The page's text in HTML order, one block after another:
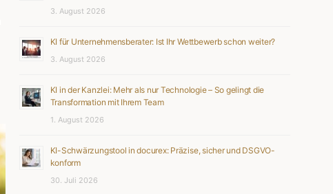
3. August 2026
KI für Unternehmensberater: Ist Ihr Wettbewerb schon weiter?
3. August 2026
KI in der Kanzlei: Mehr als nur Technologie – So gelingt die
Transformation mit Ihrem Team
1. August 2026
KI-Schwärzungstool in docurex: Präzise, sicher und DSGVO-
konform
30. Juli 2026